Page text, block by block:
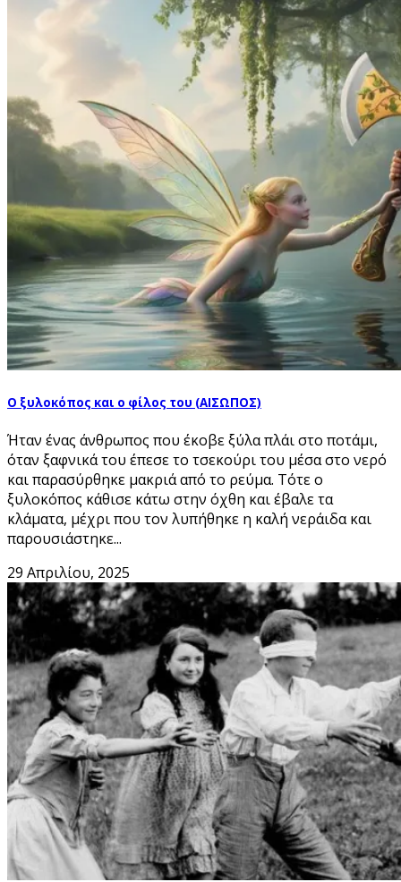
Ο ξυλοκόπος και ο φίλος του (ΑΙΣΩΠΟΣ)
Ήταν ένας άνθρωπος που έκοβε ξύλα πλάι στο ποτάμι,
όταν ξαφνικά του έπεσε το τσεκούρι του μέσα στο νερό
και παρασύρθηκε μακριά από το ρεύμα. Τότε ο
ξυλοκόπος κάθισε κάτω στην όχθη και έβαλε τα
κλάματα, μέχρι που τον λυπήθηκε η καλή νεράιδα και
παρουσιάστηκε...
29 Απριλίου, 2025